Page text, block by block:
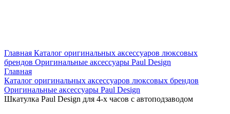
Главная Каталог оригинальных аксессуаров люксовых
брендов Оригинальные аксессуары Paul Design
Главная
Каталог оригинальных аксессуаров люксовых брендов
Оригинальные аксессуары Paul Design
Шкатулка Paul Design для 4-х часов с автоподзаводом